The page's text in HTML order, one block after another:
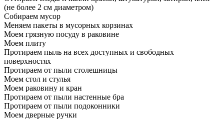
(не более 2 см диаметром)
Собираем мусор
Меняем пакеты в мусорных корзинах
Моем грязную посуду в раковине
Моем плиту
Протираем пыль на всех доступных и свободных
поверхностях
Протираем от пыли столешницы
Моем стол и стулья
Моем раковину и кран
Протираем от пыли настенные бра
Протираем от пыли подоконники
Моем дверные ручки